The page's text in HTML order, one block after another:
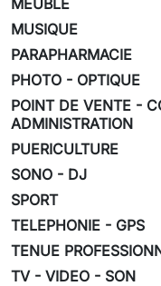
MUSIQUE
PARAPHARMACIE
PHOTO - OPTIQUE
POINT DE VENTE -
ADMINISTRATION
PUERICULTURE
SONO - DJ
SPORT
TELEPHONIE - GPS
TENUE
TV - VIDEO - SON